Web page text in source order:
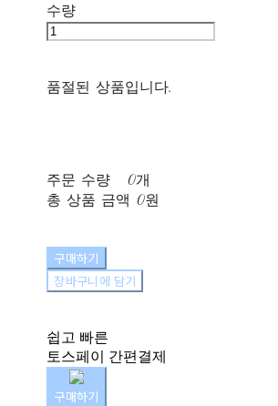
수량
품절된 상품입니다.
주문 수량
0개
총 상품 금액 0원
구매하기
장바구니에 담기
쉽고 빠른
토스페이 간편결제
구매하기